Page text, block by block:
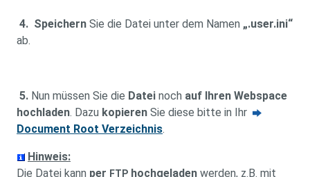
4. Speichern Sie die Datei unter dem Namen „.user.ini“
ab.
5. Nun müssen Sie die Datei noch auf Ihren Webspace
hochladen. Dazu kopieren Sie diese bitte in Ihr
Document Root Verzeichnis.
Hinweis:
Die Datei kann per FTP hochgeladen werden, z.B. mit